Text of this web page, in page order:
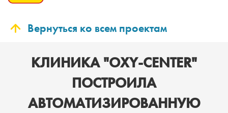
Вернуться ко всем проектам
КЛИНИКА "OXY-CENTER"
ПОСТРОИЛА
АВТОМАТИЗИРОВАННУЮ